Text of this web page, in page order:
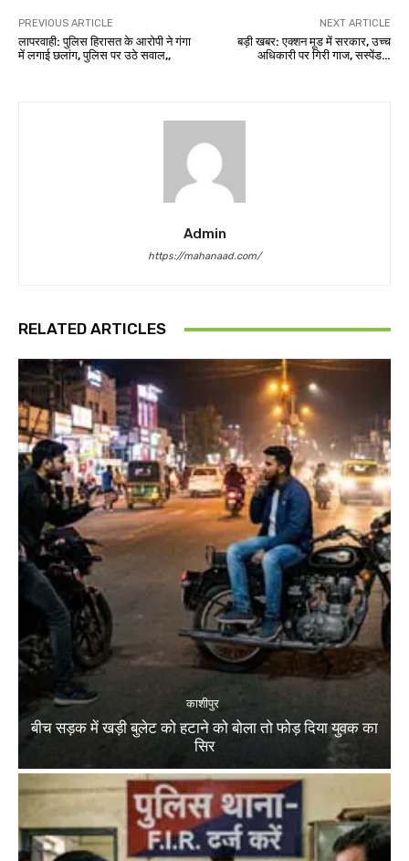
PREVIOUS ARTICLE
लापरवाही: पुलिस हिरासत के आरोपी ने गंगा
में लगाई छलांग, पुलिस पर उठे सवाल,,
NEXT ARTICLE
बड़ी खबर: एक्शन मूड में सरकार, उच्च
अधिकारी पर गिरी गाज, सस्पेंड…
Admin
https://mahanaad.com/
RELATED ARTICLES
काशीपुर
बीच सड़क में खड़ी बुलेट को हटाने को बोला तो फोड़ दिया युवक का
सिर